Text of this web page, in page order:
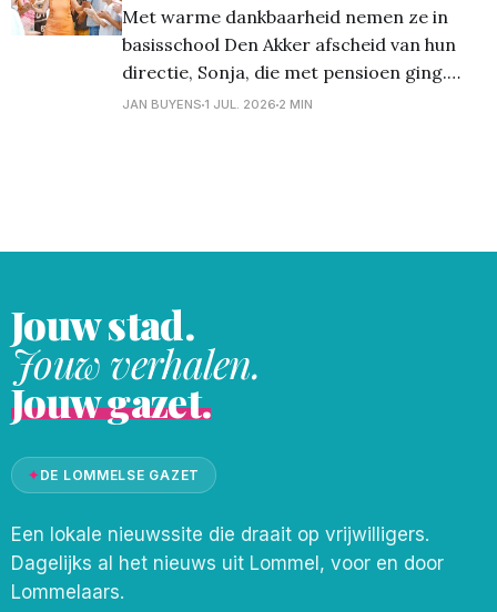
Met warme dankbaarheid nemen ze in
basisschool Den Akker afscheid van hun
directie, Sonja, die met pensioen ging.
Drie jaar lang gaf zij met veel liefde,
JAN BUYENS 1 JUL. 2026 2 MIN
Jouw stad.
Jouw verhalen.
Jouw gazet.
✦DE LOMMELSE GAZET
Een lokale nieuwssite die draait op vrijwilligers.
Dagelijks al het nieuws uit Lommel, voor en door
Lommelaars.